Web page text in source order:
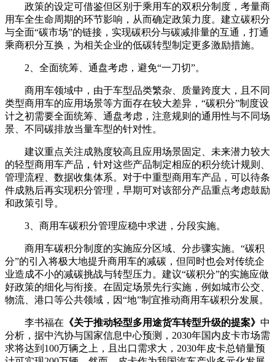
政策的设定可借鉴但区别于乘用车的双积分制度，考量商
用车全生命周期的环节影响，从而确定政策力度。建立碳积分
与全面“碳市场”的链接，实现碳积分与碳减排量的互通，打通
乘商积分互换，为相关企业的低碳转型制定更多激励措施。
2、全面统筹、通盘考虑，避免“一刀切”。
商用车领域中，由于车型品类繁杂、质量跨度大，且不同
类型商用车的应用场景等方面存在较大差异，“碳积分”制度设
计之初需要全面统筹、通盘考虑，注意规则的通用性与不同场
景、不同碳排放当量车型的针对性。
建议重点关注成熟度较高且应用场景固定、未来潜力较大
的轻型商用车产品，针对这些产品制定相应的积分统计规则、
管理流程、数据收集体系。对于中重型商用车产品，可以待条
件成熟后再实现积分管理，早期可对该部分产品重点考虑鼓励
和政策引导。
3、商用车碳积分管理应稳中求进，分段实施。
商用车碳积分制度的实施应分区域、分步骤实施。“碳积
分”的引入将极大地提升商用车的减碳，但同时也会对传统企
业造成不小的减碳挑战与转型压力。建议“碳积分”的实施应做
好政策的细化与衔接。在固定场景先行实施，例如城市公交、
物流、港口等公共领域，因“地”制宜推动商用车碳积分发展。
李书福在 《关于推动轻型多用途货车转型升级的提案》 中
分析，据中汽协与国家信息中心预测，2030年国内皮卡市场需
求将达到100万辆之上，且出口需求大，2030年皮卡总销量预